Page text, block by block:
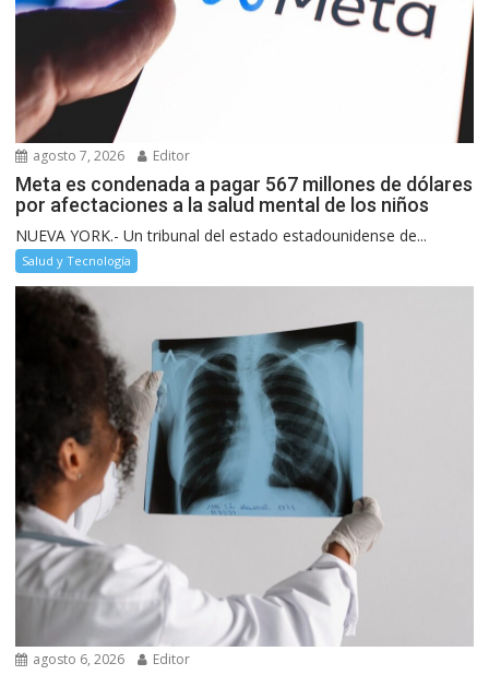
agosto 7, 2026 Editor
Meta es condenada a pagar 567 millones de dólares
por afectaciones a la salud mental de los niños
NUEVA YORK.- Un tribunal del estado estadounidense de...
Salud y Tecnología
agosto 6, 2026 Editor